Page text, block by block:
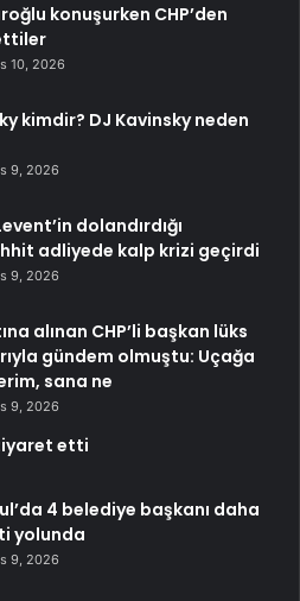
konuşurken CHP’den
10, 2026
kimdir? DJ Kavinsky neden
9, 2026
dolandırdığı
adliyede kalp krizi geçirdi
9, 2026
alınan CHP’li başkan lüks
gündem olmuştu: Uçağa
sana ne
9, 2026
etti
4 belediye başkanı daha
yolunda
9, 2026